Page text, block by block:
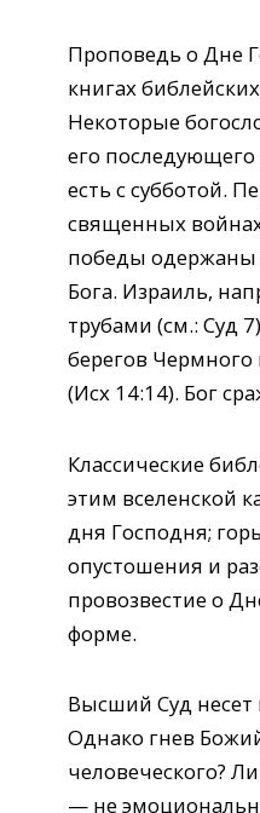
Проповедь о Дне
книгах
Некоторые
его последующего
есть с субботой.
священных
победы одержаны
Бога. Израиль,
трубами (см.: Суд
берегов Чермного
(Исх 14:14). Бог
Классические
этим вселенской
дня Господня;
опустошения и
провозвестие о
форме.
Высший Суд несет
Однако гнев
человеческого?
— не